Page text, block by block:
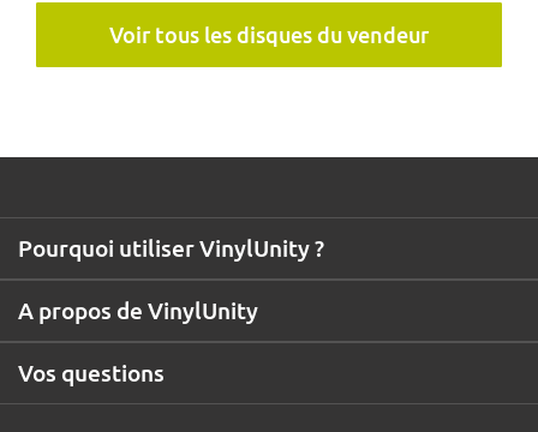
Voir tous les disques du vendeur
A propos de VinylUnity
Pourquoi utiliser VinylUnity ?
Vos questions